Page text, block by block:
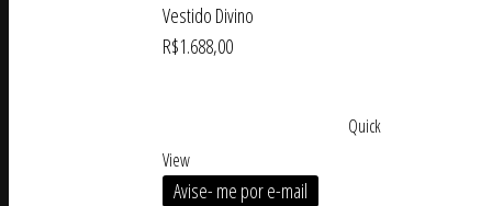
Vestido Divino
R$1.688,00
Avise- me por e-mail
Quick
View